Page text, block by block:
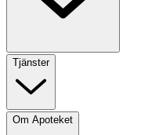
Tjänster
Om Apoteket